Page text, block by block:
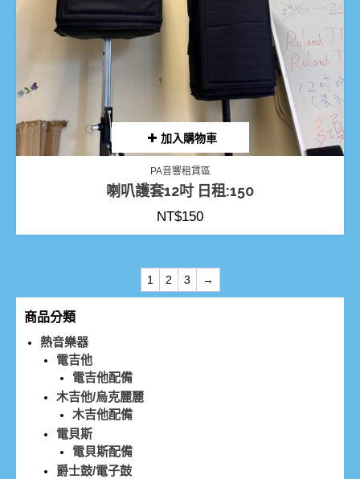
加入購物車
PA音響租賃區
喇叭護套12吋 日租:150
NT$150
1 2 3 →
商品分類
熱音樂器
電吉他
電吉他配備
木吉他/烏克麗麗
木吉他配備
電貝斯
電貝斯配備
爵士鼓/電子鼓